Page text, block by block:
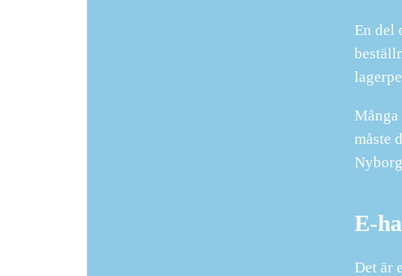
En del
måste
E-
Det är